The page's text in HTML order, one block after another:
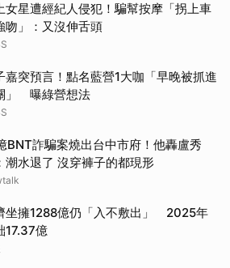
女星遭經紀人侵犯！騙幫按摩「拐上車
吻」：又沒伸舌頭
嘉突預言！點名藍營1大咖「早晚被抓進
」 曝綠營想法
BNT詐騙案燒出台中市府！他轟盧秀
潮水退了 沒穿褲子的都現形
坐擁1288億仍「入不敷出」 2025年
17.37億